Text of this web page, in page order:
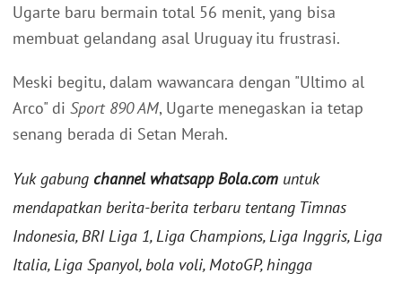
Ugarte baru bermain total 56 menit, yang bisa
membuat gelandang asal Uruguay itu frustrasi.
Meski begitu, dalam wawancara dengan "Ultimo al
Arco" di Sport 890 AM, Ugarte menegaskan ia tetap
senang berada di Setan Merah.
Yuk gabung channel whatsapp Bola.com untuk
mendapatkan berita-berita terbaru tentang Timnas
Indonesia, BRI Liga 1, Liga Champions, Liga Inggris, Liga
Italia, Liga Spanyol, bola voli, MotoGP, hingga